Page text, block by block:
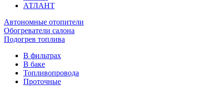
АТЛАНТ
Автономные отопители
Обогреватели салона
Подогрев топлива
В фильтрах
В баке
Топливопровода
Проточные